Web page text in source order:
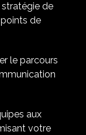
de
de
le parcours
aux
votre